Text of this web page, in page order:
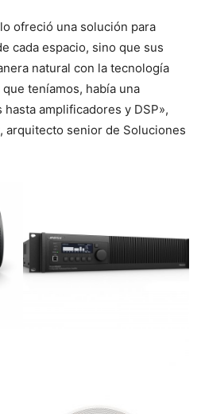
ofreció una solución para
cada espacio, sino que sus
natural con la tecnología
teníamos, había una
amplificadores y DSP»,
arquitecto senior de Soluciones